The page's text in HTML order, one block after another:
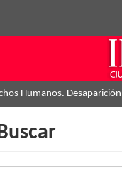
Humanos.